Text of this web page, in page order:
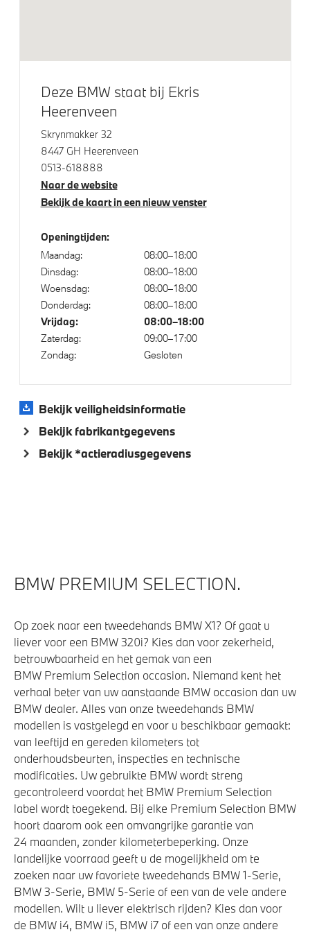
Klimaatbeheersing
Automatische 3-zone Airconditioning
3-zone aut. airconditioning
Elektrische voorzieningen
Driving Assistant Professional
Comfort Access met BMW Digital Key
Comfort Access
Parking Assistant
Parking assistant plus
Regen- en lichtsensor
Alarmsysteem klasse 3 (VbV/SCM)
Aandrijving en onderstel
Veiligheid
Elektronisch Stabiliteits Programma
Park Distance Control (PDC) voor en achter
Passagiersairbag
Akoestische voetgangersbescherming
Deze BMW staat bij Ekris
Heerenveen
Skrynmakker 32
8447 GH Heerenveen
0513-618888
Naar de website
Bekijk de kaart in een nieuw venster
Openingtijden:
Maandag:
08:00–18:00
Dinsdag:
08:00–18:00
Woensdag:
08:00–18:00
Donderdag:
08:00–18:00
Vrijdag: 08:00–18:00
Zaterdag:
09:00–17:00
Zondag:
Gesloten
Bekijk veiligheidsinformatie
Bekijk fabrikantgegevens
Bekijk *actieradiusgegevens
BMW PREMIUM SELECTION.
Op zoek naar een tweedehands BMW X1? Of gaat u
liever voor een BMW 320i? Kies dan voor zekerheid,
betrouwbaarheid en het gemak van een
BMW Premium Selection occasion. Niemand kent het
verhaal beter van uw aanstaande BMW occasion dan uw
BMW dealer. Alles van onze tweedehands BMW
modellen is vastgelegd en voor u beschikbaar gemaakt:
van leeftijd en gereden kilometers tot
onderhoudsbeurten, inspecties en technische
modificaties. Uw gebruikte BMW wordt streng
gecontroleerd voordat het BMW Premium Selection
label wordt toegekend. Bij elke Premium Selection BMW
hoort daarom ook een omvangrijke garantie van
24 maanden, zonder kilometerbeperking. Onze
landelijke voorraad geeft u de mogelijkheid om te
zoeken naar uw favoriete tweedehands BMW 1-Serie,
BMW 3-Serie, BMW 5-Serie of een van de vele andere
modellen. Wilt u liever elektrisch rijden? Kies dan voor
de BMW i4, BMW i5, BMW i7 of een van onze andere